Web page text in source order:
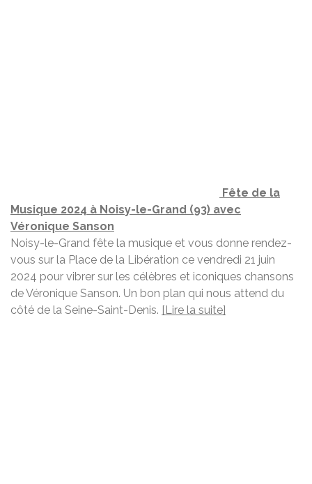
Fête de la
Musique 2024 à Noisy-le-Grand (93) avec
Véronique Sanson
Noisy-le-Grand fête la musique et vous donne rendez-
vous sur la Place de la Libération ce vendredi 21 juin
2024 pour vibrer sur les célèbres et iconiques chansons
de Véronique Sanson. Un bon plan qui nous attend du
côté de la Seine-Saint-Denis. [Lire la suite]